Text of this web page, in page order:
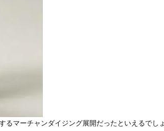
るマーチャンダイジング展開だったといえるでしょ